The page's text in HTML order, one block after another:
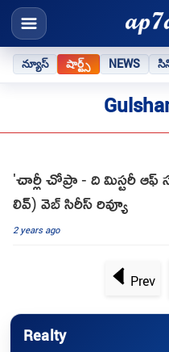
న్యూస్ షార్ట్స్ NEWS
'చార్లీ చోప్రా - ది మిస్టరీ
లివ్) వెబ్ సిరీస్ రివ్యూ
2 years ago
Prev
Realty